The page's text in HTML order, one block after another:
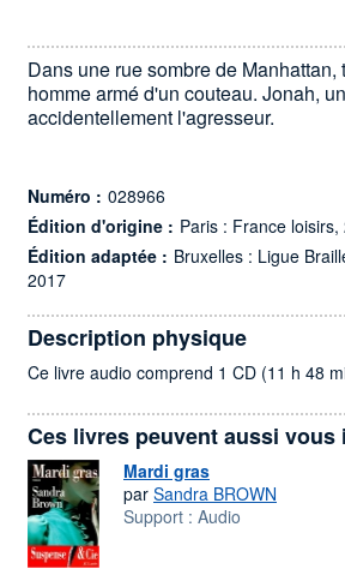
Dans une rue sombre de
homme armé d'un couteau. Jonah,
accidentellement l'agresseur.
Numéro : 028966
Édition d'origine : Paris : France loisirs,
Édition adaptée : Bruxelles : Ligue
2017
Description physique
Ce livre audio comprend 1 CD (11 h 48
Ces livres peuvent aussi vous
Mardi gras
par Sandra BROWN
Support : Audio